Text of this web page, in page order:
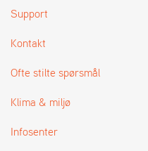
Support
Kontakt
Ofte stilte spørsmål
Klima & miljø
Infosenter